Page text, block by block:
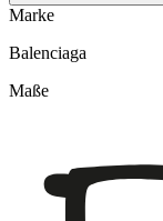
Marke
Balenciaga
Maße